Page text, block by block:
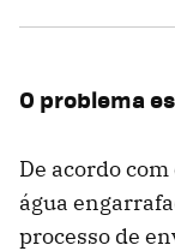
O problema
De acordo
água
processo de